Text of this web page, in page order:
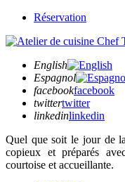
Réservation
English
Espagnol
facebookfacebook
twittertwitter
linkedinlinkedin
Quel que soitle jour de
copieux et préparés
courtoise et accueillante.